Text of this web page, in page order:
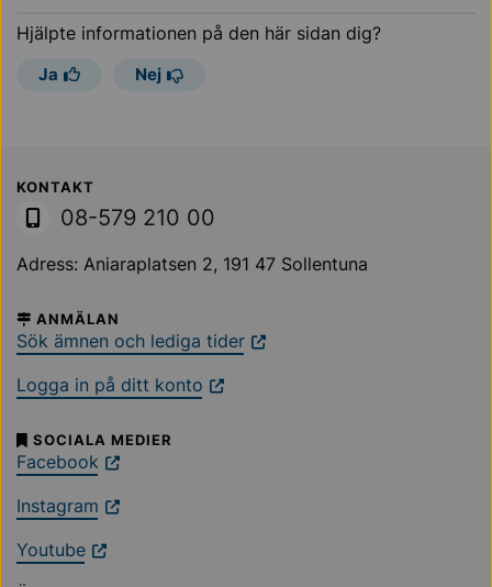
Hjälpte informationen på den här sidan dig?
Ja Nej
Sollentuna Kommun
KONTAKT
08-579 210 00
Adress: Aniaraplatsen 2, 191 47 Sollentuna
ANMÄLAN
Sök ämnen och lediga tider
Logga in på ditt konto
SOCIALA MEDIER
Facebook
Instagram
Youtube